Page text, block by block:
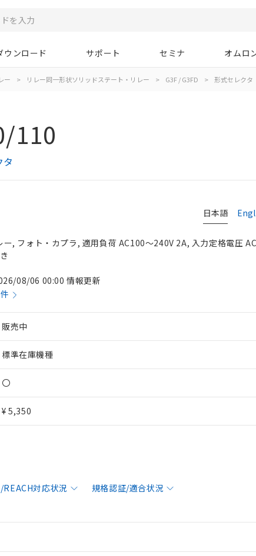
ウンロード サポート セミナ オムロ
ー > リレー同一形状ソリッドステート・リレー > G3F / G3FD > 形式セレクタ
110
日本語
ー, フォト・カプラ, 適用負荷 AC100～240V 2A, 入力定格電圧
08/06 00:00 情報更新
販売中
標準在庫機種
〇
¥ 5,350
REACH対応状況 規格認証/適合状況